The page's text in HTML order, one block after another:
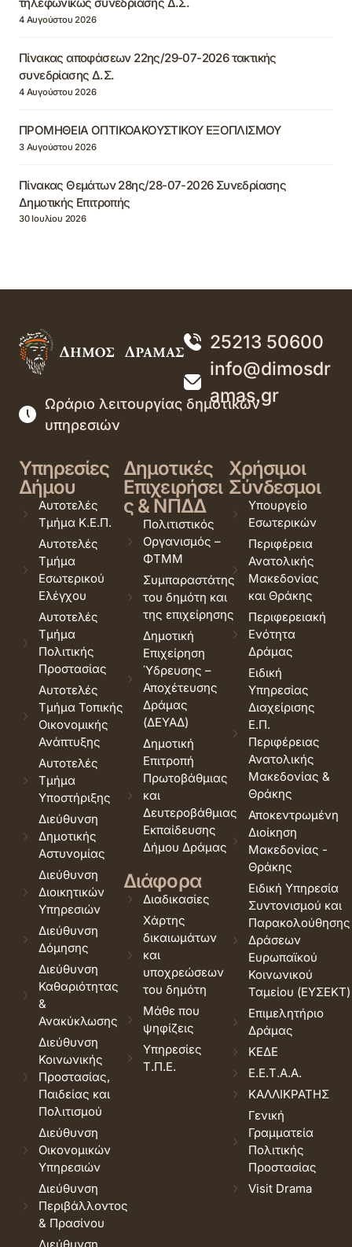
τηλεφωνικώς συνεδρίασης Δ.Σ.
4 Αυγούστου 2026
Πίνακας αποφάσεων 22ης/29-07-2026 τακτικής
συνεδρίασης Δ.Σ.
4 Αυγούστου 2026
ΠΡΟΜΗΘΕΙΑ ΟΠΤΙΚΟΑΚΟΥΣΤΙΚΟΥ ΕΞΟΠΛΙΣΜΟΥ
3 Αυγούστου 2026
Πίνακας Θεμάτων 28ης/28-07-2026 Συνεδρίασης
Δημοτικής Επιτροπής
30 Ιουλίου 2026
25213 50600
info@dimosdr
amas.gr
Ωράριο λειτουργίας δημοτικών
υπηρεσιών
Υπηρεσίες
Δήμου
Αυτοτελές
Τμήμα Κ.Ε.Π.
Αυτοτελές
Τμήμα
Εσωτερικού
Ελέγχου
Αυτοτελές
Τμήμα
Πολιτικής
Προστασίας
Αυτοτελές
Τμήμα Τοπικής
Οικονομικής
Ανάπτυξης
Αυτοτελές
Τμήμα
Υποστήριξης
Διεύθυνση
Δημοτικής
Αστυνομίας
Διεύθυνση
Διοικητικών
Υπηρεσιών
Διεύθυνση
Δόμησης
Διεύθυνση
Καθαριότητας
&
Ανακύκλωσης
Διεύθυνση
Κοινωνικής
Προστασίας,
Παιδείας και
Πολιτισμού
Διεύθυνση
Οικονομικών
Υπηρεσιών
Διεύθυνση
Περιβάλλοντος
& Πρασίνου
Δημοτικές
Επιχειρήσει
ς & ΝΠΔΔ
Πολιτιστικός
Οργανισμός –
ΦΤΜΜ
Συμπαραστάτης
του δημότη και
της επιχείρησης
Δημοτική
Επιχείρηση
Ύδρευσης –
Αποχέτευσης
Δράμας
(ΔΕΥΑΔ)
Δημοτική
Επιτροπή
Πρωτοβάθμιας
και
Δευτεροβάθμιας
Εκπαίδευσης
Δήμου Δράμας
Διάφορα
Διαδικασίες
Χάρτης
δικαιωμάτων
και
υποχρεώσεων
του δημότη
Μάθε που
ψηφίζεις
Υπηρεσίες
Τ.Π.Ε.
Χρήσιμοι
Σύνδεσμοι
Υπουργείο
Εσωτερικών
Περιφέρεια
Ανατολικής
Μακεδονίας
και Θράκης
Περιφερειακή
Ενότητα
Δράμας
Ειδική
Υπηρεσίας
Διαχείρισης
Ε.Π.
Περιφέρειας
Ανατολικής
Μακεδονίας &
Θράκης
Αποκεντρωμένη
Διοίκηση
Μακεδονίας -
Θράκης
Ειδική Υπηρεσία
Συντονισμού και
Παρακολούθησης
Δράσεων
Ευρωπαϊκού
Κοινωνικού
Ταμείου (ΕΥΣΕΚΤ)
Επιμελητήριο
Δράμας
ΚΕΔΕ
Ε.Ε.Τ.Α.Α.
ΚΑΛΛΙΚΡΑΤΗΣ
Γενική
Γραμματεία
Πολιτικής
Προστασίας
Visit Drama